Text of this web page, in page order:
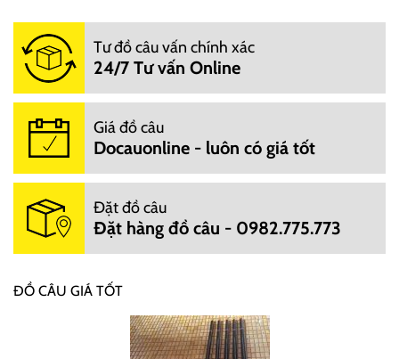
Tư đồ câu vấn chính xác
24/7 Tư vấn Online
Giá đồ câu
Docauonline - luôn có giá tốt
Đặt đồ câu
Đặt hàng đồ câu - 0982.775.773
ĐỒ CÂU GIÁ TỐT